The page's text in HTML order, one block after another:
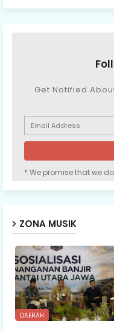
Get Notified
* We promise that we
ZONA MUSIK
DAERAH